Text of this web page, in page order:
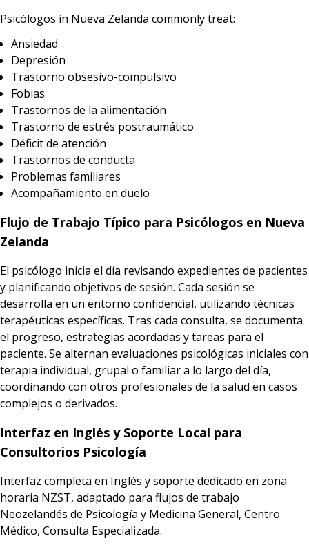
Psicólogos in Nueva Zelanda commonly treat:
Ansiedad
Depresión
Trastorno obsesivo-compulsivo
Fobias
Trastornos de la alimentación
Trastorno de estrés postraumático
Déficit de atención
Trastornos de conducta
Problemas familiares
Acompañamiento en duelo
Flujo de Trabajo Típico para Psicólogos en Nueva
Zelanda
El psicólogo inicia el día revisando expedientes de pacientes
y planificando objetivos de sesión. Cada sesión se
desarrolla en un entorno confidencial, utilizando técnicas
terapéuticas específicas. Tras cada consulta, se documenta
el progreso, estrategias acordadas y tareas para el
paciente. Se alternan evaluaciones psicológicas iniciales con
terapia individual, grupal o familiar a lo largo del día,
coordinando con otros profesionales de la salud en casos
complejos o derivados.
Interfaz en Inglés y Soporte Local para
Consultorios Psicología
Interfaz completa en Inglés y soporte dedicado en zona
horaria NZST, adaptado para flujos de trabajo
Neozelandés de Psicología y Medicina General, Centro
Médico, Consulta Especializada.